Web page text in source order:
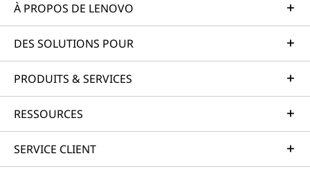
À PROPOS DE LENOVO
DES SOLUTIONS POUR
PRODUITS & SERVICES
RESSOURCES
SERVICE CLIENT